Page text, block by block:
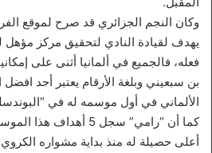
وكان النجم الجزائري قد صرح لموقع
يهدف لقيادة النادي لتحقيق مركز مؤهل
فعله، فالجميع في ألمانيا أثنى على
بن سبعيني وبلغة الأرقام يعتبر أحد
الألماني في أول موسمه له في
كما أن “رامي” سجل 5